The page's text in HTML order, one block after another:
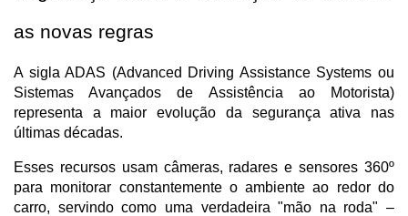
as novas regras
A sigla ADAS (Advanced Driving Assistance Systems ou
Sistemas Avançados de Assistência ao Motorista)
representa a maior evolução da segurança ativa nas
últimas décadas.
Esses recursos usam câmeras, radares e sensores 360º
para monitorar constantemente o ambiente ao redor do
carro, servindo como uma verdadeira "mão na roda" –